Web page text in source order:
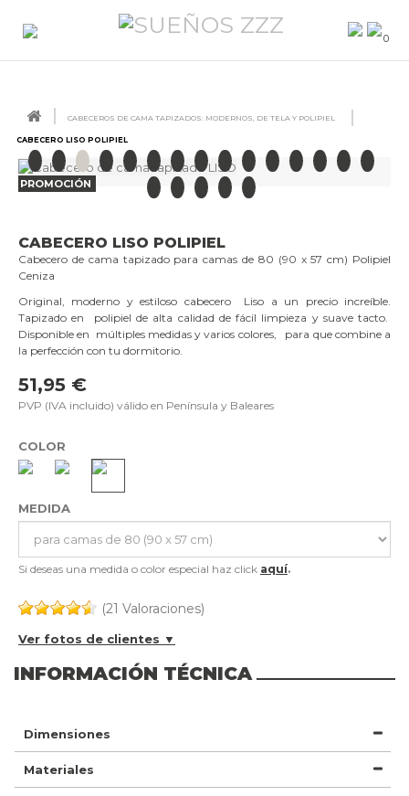
CABECEROS DE CAMA TAPIZADOS: MODERNOS, DE TELA Y POLIPIEL
CABECERO LISO POLIPIEL
PROMOCIÓN
CABECERO LISO POLIPIEL
Cabecero de cama tapizado para camas de 80 (90 x 57 cm) Polipiel
Ceniza
Original, moderno y estiloso cabecero Liso a un precio increíble.
Tapizado en polipiel de alta calidad de fácil limpieza y suave tacto.
Disponible en múltiples medidas y varios colores, para que combine a
la perfección con tu dormitorio
51,95 €
PVP (IVA incluido) válido en Península y Baleares
COLOR
MEDIDA
Si deseas una medida o color especial haz click aquí.
(21 Valoraciones)
Ver fotos de clientes ▼
INFORMACIÓN TÉCNICA
Dimensiones
Materiales
0